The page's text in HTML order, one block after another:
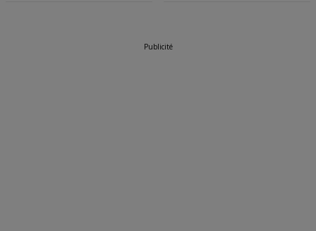
Publicité